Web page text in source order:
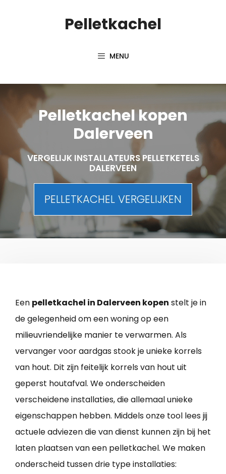
Pelletkachel
MENU
Pelletkachel kopen
Dalerveen
VERGELIJK INSTALLATEURS PELLETKETELS
DALERVEEN
PELLETKACHEL VERGELIJKEN
Een pelletkachel in Dalerveen kopen stelt je in
de gelegenheid om een woning op een
milieuvriendelijke manier te verwarmen. Als
vervanger voor aardgas stook je unieke korrels
van hout. Dit zijn feitelijk korrels van hout uit
geperst houtafval. We onderscheiden
verscheidene installaties, die allemaal unieke
eigenschappen hebben. Middels onze tool lees jij
actuele adviezen die van dienst kunnen zijn bij het
laten plaatsen van een pelletkachel. We maken
onderscheid tussen drie type installaties: